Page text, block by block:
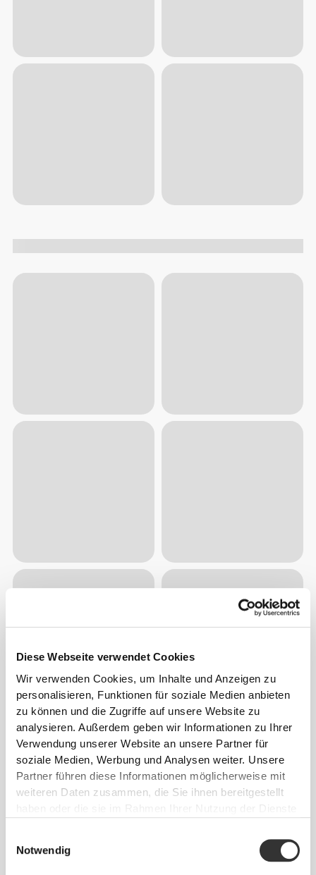
Diese Webseite verwendet Cookies
Wir verwenden Cookies, um Inhalte und Anzeigen zu
personalisieren, Funktionen für soziale Medien anbieten
zu können und die Zugriffe auf unsere Website zu
analysieren. Außerdem geben wir Informationen zu Ihrer
Verwendung unserer Website an unsere Partner für
soziale Medien, Werbung und Analysen weiter. Unsere
Partner führen diese Informationen möglicherweise mit
weiteren Daten zusammen, die Sie ihnen bereitgestellt
Notwendig